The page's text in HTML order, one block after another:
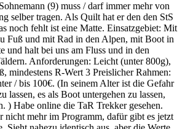
(9) muss / darf immer mehr von
selber tragen. Als Quilt hat er den den StS
noch fehlt ist eine Matte. Einsatzgebiet: Mit
Fuß und mit Rad in den Alpen, mit Boot in
und halt bei uns am Fluss und in den
Anforderungen: Leicht (unter 800g),
mindestens R-Wert 3 Preislicher Rahmen:
/ bis 100€. (In seinem Alter ist die Gefahr
lassen, es als Boot untergehen zu lassen,
) Habe online die TaR Trekker gesehen.
nicht mehr im Programm, dafür gibt es jetzt